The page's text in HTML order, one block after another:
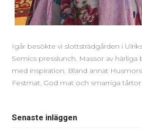
Igår besökte vi slottsträdgården i
Semics presslunch. Massor av härliga
med inspiration. Bland annat
Festmat. God mat och smarriga
Senaste inläggen